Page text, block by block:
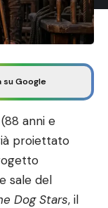
Google
(88 anni e
proiettato
sale del
Dog Stars, il